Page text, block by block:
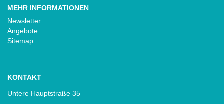
MEHR INFORMATIONEN
Newsletter
Angebote
Sitemap
KONTAKT
Untere Hauptstraße 35